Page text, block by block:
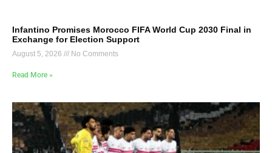
Infantino Promises Morocco FIFA World Cup 2030 Final in
Exchange for Election Support
August 5, 2026 No Comments
Read More »